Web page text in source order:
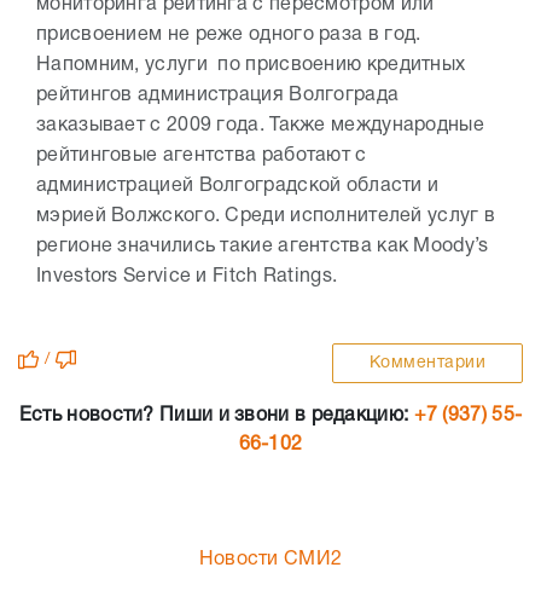
мониторинга рейтинга с пересмотром или
присвоением не реже одного раза в год.
Напомним, услуги по присвоению кредитных
рейтингов администрация Волгограда
заказывает с 2009 года. Также международные
рейтинговые агентства работают с
администрацией Волгоградской области и
мэрией Волжского. Среди исполнителей услуг в
регионе значились такие агентства как Moody’s
Investors Service и Fitch Ratings.
/ Комментарии
Есть новости? Пиши и звони в редакцию: +7 (937) 55-
66-102
Новости СМИ2